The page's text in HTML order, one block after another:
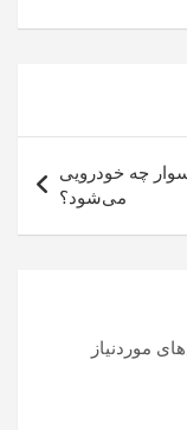
چه خودرویی
می‌شود؟
موردنیاز